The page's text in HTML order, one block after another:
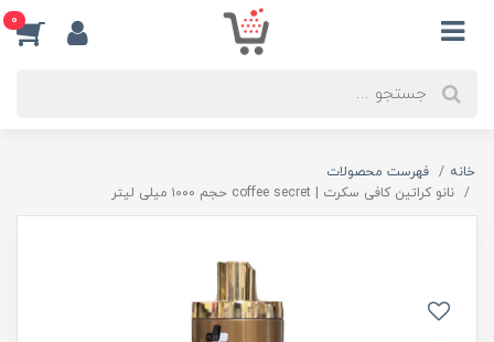
0
خانه
فهرست محصولات
نانو کراتین کافی سکرت | coffee secret حجم ۱۰۰۰ میلی لیتر